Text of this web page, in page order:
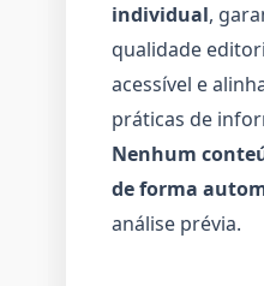
individual,
qualidade
acessível e
práticas de
Nenhum
de forma
análise prévia.